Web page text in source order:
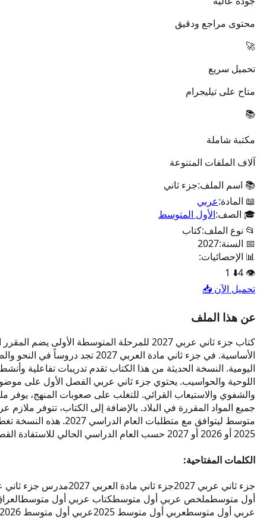
محتوى مراجع ودقيق
🚀
تحميل سريع
متاح على تيليجرام
📚
مكتبة شاملة
آلاف الملفات المتنوعة
📚 اسم الملف:جزء ثاني
📖 المادة:عربي
🎓 الصف:الأول المتوسط
📂 نوع الملف:كتاب
📅 السنة:2027
📊 الإحصائيات:
👁️
4
⬇️
1
تحميل الآن 📥
عن هذا الملف
كتاب جزء ثاني عربي 2027 للمرحلة
اللوحية والحواسيب. يحتوي جزء ثاني عربي الفصل الأول على
والشفوي والاستيعاب القرائي. للتغلب على صعوبات المنهج،
جميع المواد المقررة في البلاد. بالإضافة إلى الكتاب،
متوسط ليتوافق مع
2025 أو 2026 أو 2027 حسب العام الدراسي الحالي للاستفادة القصوى.
الكلمات المفتاحية:
جزء ثاني عربي 2027
جزء ثاني مادة العربي 2027 مدرس جزء ثاني
أول متوسطملخص عربي أول متوسطكتاب عربي أول متوسط
عربي أول متوسطعربي أول متوسط 2025 عربي أول متوسط 2026